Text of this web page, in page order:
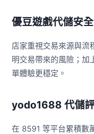
優豆遊戲代儲安
店家重視交易來源與流
明交易帶來的風險；加
單體驗更穩定。
yodo1688 代儲
在 8591 等平台累積數